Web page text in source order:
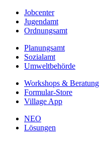
Jobcenter
Jugendamt
Ordnungsamt
Planungsamt
Sozialamt
Umweltbehörde
Workshops & Beratung
Formular-Store
Village App
NEO
Lösungen